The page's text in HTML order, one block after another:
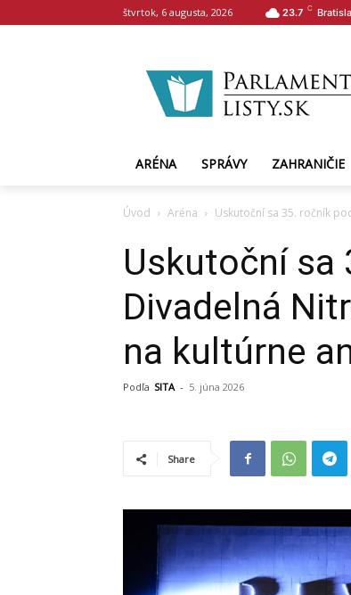
štvrtok, 6 augusta, 2026 23.7 C
ARÉNA SPRÁVY ZAHRANIČIE
Úvod Aréna Uskutoční sa 35. ročník
Uskutoční sa
Divadelná
na kultúrne
Podľa SITA - 5. júna 2026
Share